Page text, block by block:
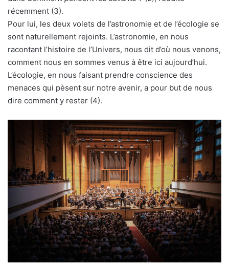
récemment (3).
Pour lui, les deux volets de l’astronomie et de l’écologie se
sont naturellement rejoints. L’astronomie, en nous
racontant l’histoire de l’Univers, nous dit d’où nous venons,
comment nous en sommes venus à être ici aujourd’hui.
L’écologie, en nous faisant prendre conscience des
menaces qui pèsent sur notre avenir, a pour but de nous
dire comment y rester (4).